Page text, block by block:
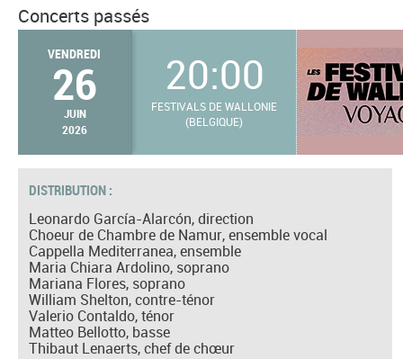
Concerts passés
VENDREDI
26
JUIN
2026
20:00
FESTIVALS DE WALLONIE
(BELGIQUE)
DISTRIBUTION :
Leonardo García-Alarcón, direction
Choeur de Chambre de Namur, ensemble vocal
Cappella Mediterranea, ensemble
Maria Chiara Ardolino, soprano
Mariana Flores, soprano
William Shelton, contre-ténor
Valerio Contaldo, ténor
Matteo Bellotto, basse
Thibaut Lenaerts, chef de chœur